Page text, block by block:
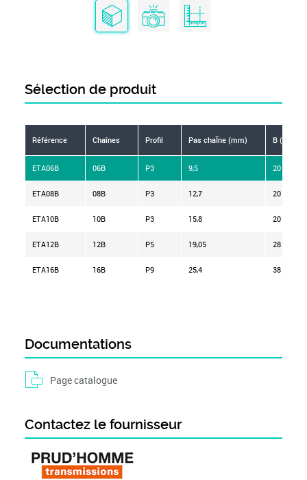
Sélection de produit
Référence Chaînes Profil Pas chaÏne (mm) B (mm)
ETA06B 06B P3 9,5 20
ETA08B 08B P3 12,7 20
ETA10B 10B P3 15,8 20
ETA12B 12B P5 19,05 28
ETA16B 16B P9 25,4 38
Documentations
Page catalogue
Contactez le fournisseur